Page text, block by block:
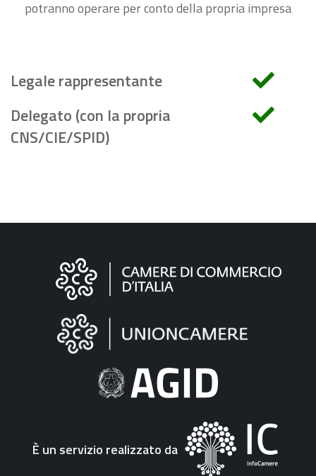
potranno operare per conto della propria impresa
Legale rappresentante
Delegato (con la propria
CNS/CIE/SPID)
Informazioni
"Fattura
Elettronica"
È un servizio realizzato da